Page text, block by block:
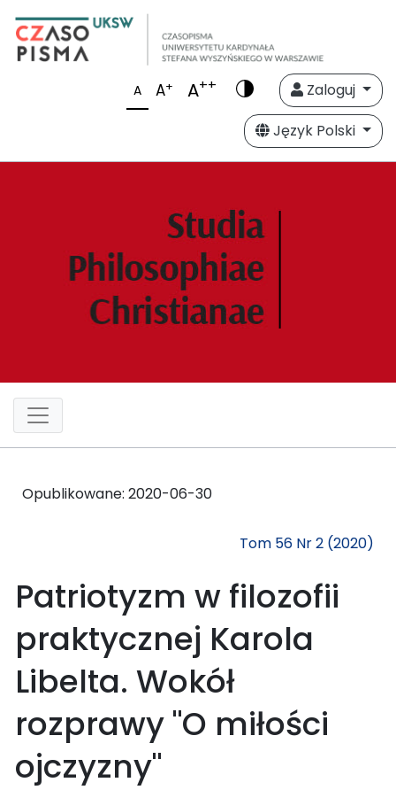
A A+ A++
Zaloguj
Język Polski
Opublikowane: 2020-06-30
Tom 56 Nr 2 (2020)
Patriotyzm w filozofii
praktycznej Karola
Libelta. Wokół
rozprawy "O miłości
ojczyzny"